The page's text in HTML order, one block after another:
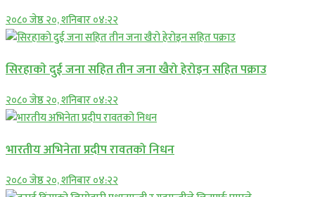
२०८० जेष्ठ २०, शनिबार ०४:२२
सिरहाकाे दुई जना सहित तीन जना खैरो हेरोइन सहित पक्राउ
२०८० जेष्ठ २०, शनिबार ०४:२२
भारतीय अभिनेता प्रदीप रावतको निधन
२०८० जेष्ठ २०, शनिबार ०४:२२